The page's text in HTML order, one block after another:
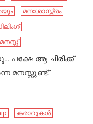
മനഃശാസ്ത്രം
മനസ്സ്
പക്ഷേ ആ ചിരിക്ക്
മനസ്സുണ്ട്.”
കരാറുകൾ